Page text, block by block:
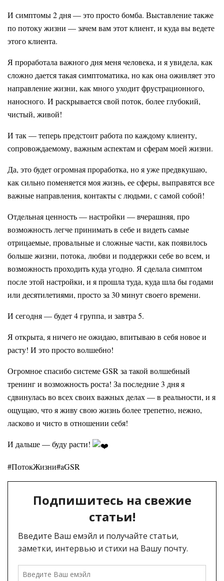
И симптомы 2 дня — это просто бомба. Выставление также
по потоку жизни — зачем вам этот клиент, и куда вы ведете
этого клиента.
Я проработала важного дня меня человека, и я увидела, как
сложно дается такая симптоматика, но как она оживляет это
направление жизни, как много уходит фрустрационного,
наносного. И раскрывается свой поток, более глубокий,
чистый, живой!
И так — теперь предстоит работа по каждому клиенту,
сопровождаемому, важным аспектам и сферам моей жизни.
Да, это будет огромная проработка, но я уже предвкушаю,
как сильно поменяется моя жизнь, ее сферы, выправятся все
важные направления, контакты с людьми, с самой собой!
Отдельная ценность — настройки — вчерашняя, про
возможность легче принимать в себе и видеть самые
отрицаемые, провальные и сложные части, как появилось
больше жизни, потока, любви и поддержки себе во всем, и
возможность проходить куда угодно. Я сделала симптом
после этой настройки, и я прошла туда, куда шла бы годами
или десятилетиями, просто за 30 минут своего времени.
И сегодня — будет 4 группа, и завтра 5.
Я открыта, я ничего не ожидаю, впитываю в себя новое и
расту! И это просто волшебно!
Огромное спасибо системе GSR за такой волшебный
тренинг и возможность роста! За последние 3 дня я
сдвинулась во всех своих важных делах — в реальности, и я
ощущаю, что я живу свою жизнь более трепетно, нежно,
ласково и чисто в отношении себя!
И дальше — буду расти!
#ПотокЖизни#aGSR